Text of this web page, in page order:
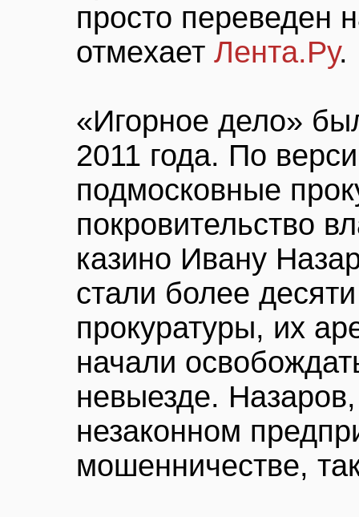
просто переведен
отмеxает Лента.Ру.
«Игорное дело»
2011 года. По
подмосковные
покровительство
казино Ивану
стали более
прокуратуры, их
начали
невыезде.
незаконном
мошенничестве,